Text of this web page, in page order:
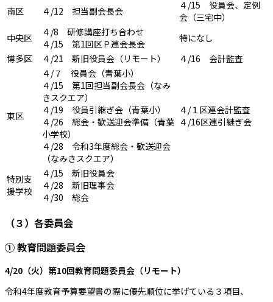
南区 ４/12 担当副会長会
４/15 役員会、定例
会（三宅中）
中央区
４/8 研修講座打ち合わせ
４/15 第1回区Ｐ連会長会
特になし
博多区
４/21 新旧役員会（リモート） ４/16 会計監査
東区
４/７ 役員会（青葉小）
４/15 第1回担当副会長会（なみ
きスクエア）
４/19 役員引継ぎ会（青葉小）
４/26 総会・歓送迎会準備（青葉
小学校）
４/28 令和3年度総会・歓送迎会
（なみきスクエア）
４/１区連会計監査
４/16区連引継ぎ会
特別支
援学校
４/15 新旧役員会
４/28 新旧理事会
４/30 総会
（３）各委員会
① 教育問題委員会
4/20（火）第10回教育問題委員会（リモート）
令和4年度教育予算要望書の際に優先順位に挙げている３項目、